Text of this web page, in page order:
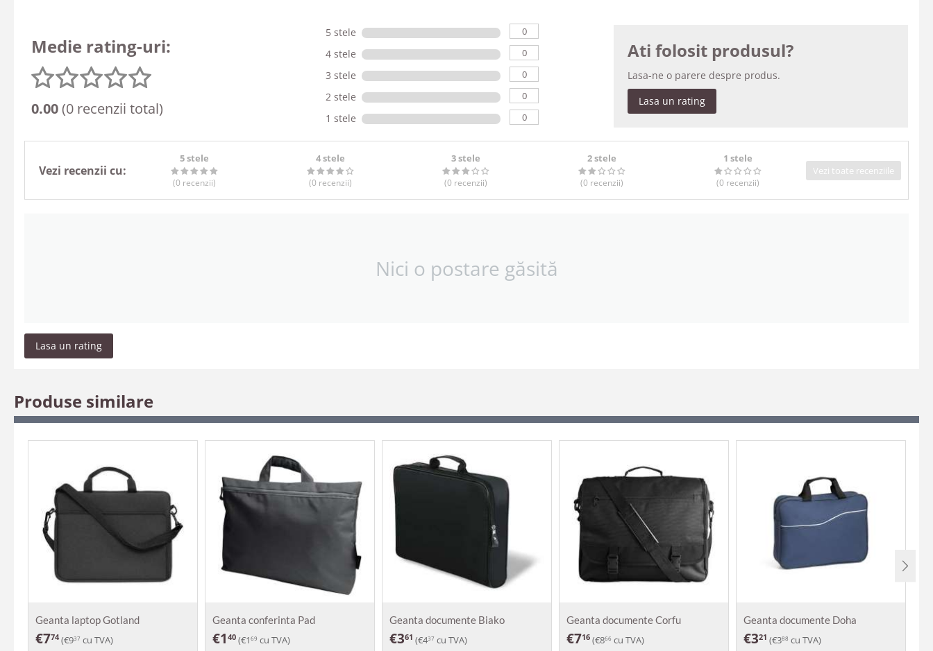
Medie rating-uri:
0.00(0 recenzii total)
5 stele 0
4 stele 0
3 stele 0
2 stele 0
1 stele 0
Ati folosit produsul?
Lasa-ne o parere despre produs.
Lasa un rating
Vezi recenzii cu:
5 stele
(0 recenzii)
4 stele
(0 recenzii)
3 stele
(0 recenzii)
2 stele
(0 recenzii)
1 stele
(0 recenzii)
Vezi toate recenziile
Nici o postare găsită
Lasa un rating
Produse similare
Geanta laptop Gotland
€774 (€937 cu TVA)
Geanta conferinta Pad
€1 40 (€1 69 cu TVA)
Geanta documente Biako
€361 (€437 cu TVA)
Geanta documente Corfu
€716 (€866 cu TVA)
Geanta documente Doha
€321 (€388 cu TVA)